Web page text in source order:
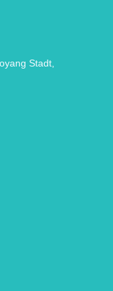
Stadt,